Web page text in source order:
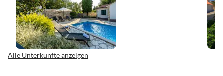
Alle Unterkünfte anzeigen